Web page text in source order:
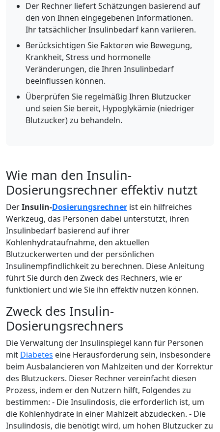
Der Rechner liefert Schätzungen basierend auf
den von Ihnen eingegebenen Informationen.
Ihr tatsächlicher Insulinbedarf kann variieren.
Berücksichtigen Sie Faktoren wie Bewegung,
Krankheit, Stress und hormonelle
Veränderungen, die Ihren Insulinbedarf
beeinflussen können.
Überprüfen Sie regelmäßig Ihren Blutzucker
und seien Sie bereit, Hypoglykämie (niedriger
Blutzucker) zu behandeln.
Wie man den Insulin-
Dosierungsrechner effektiv nutzt
DerInsulin-Dosierungsrechner ist ein hilfreiches
Werkzeug, das Personen dabei unterstützt, ihren
Insulinbedarf basierend auf ihrer
Kohlenhydrataufnahme, den aktuellen
Blutzuckerwerten und der persönlichen
Insulinempfindlichkeit zu berechnen. Diese Anleitung
führt Sie durch den Zweck des Rechners, wie er
funktioniert und wie Sie ihn effektiv nutzen können.
Zweck des Insulin-
Dosierungsrechners
Die Verwaltung der Insulinspiegel kann für Personen
mit Diabetes eine Herausforderung sein, insbesondere
beim Ausbalancieren von Mahlzeiten und der Korrektur
des Blutzuckers. Dieser Rechner vereinfacht diesen
Prozess, indem er den Nutzern hilft, Folgendes zu
bestimmen: - Die Insulindosis, die erforderlich ist, um
die Kohlenhydrate in einer Mahlzeit abzudecken. - Die
Insulindosis, die benötigt wird, um hohen Blutzucker zu